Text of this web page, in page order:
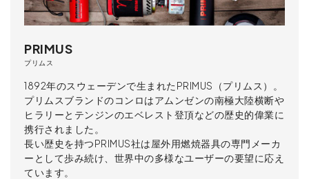
PRIMUS
プリムス
1892年のスウェーデンで生まれたPRIMUS（プリムス）。
プリムスブランドのコンロはアムンゼンの南極大陸横断や
ヒラリーとテンジンのエベレスト登頂などの歴史的偉業に
携行されました。
長い歴史を持つPRIMUS社は屋外用燃焼器具の専門メーカ
ーとして歩み続け、世界中の多様なユーザーの要望に応え
ています。